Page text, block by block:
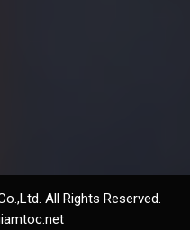
All Rights Reserved.